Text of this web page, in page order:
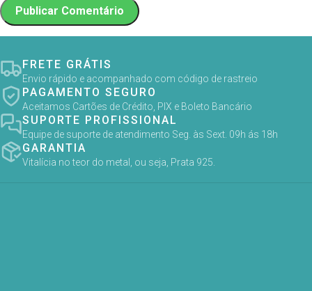
FRETE GRÁTIS
Envio rápido e acompanhado com código de rastreio
PAGAMENTO SEGURO
Aceitamos Cartões de Crédito, PIX e Boleto Bancário
SUPORTE PROFISSIONAL
Equipe de suporte de atendimento Seg. às Sext. 09h ás 18h
GARANTIA
Vitalícia no teor do metal, ou seja, Prata 925.